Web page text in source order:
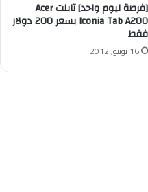
[فرصة ليوم واحد] تابلت Acer
Iconia Tab A200 بسعر 200 دولار
فقط
16 يونيو, 2012